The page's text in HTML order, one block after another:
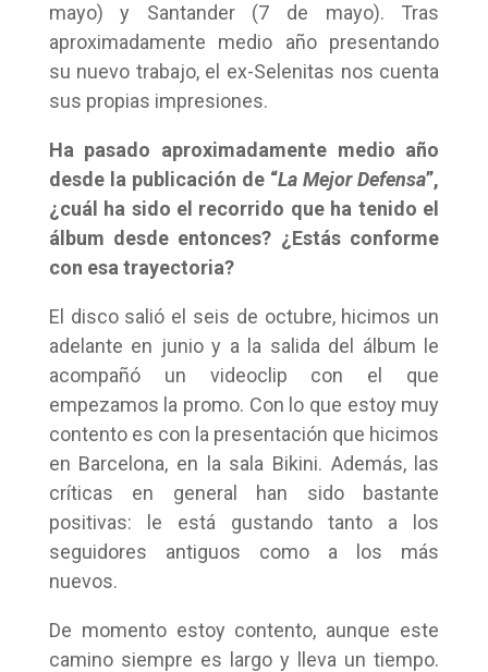
mayo) y Santander (7 de mayo). Tras
aproximadamente medio año presentando
su nuevo trabajo, el ex-Selenitas nos cuenta
sus propias impresiones.
Ha pasado aproximadamente medio año
desde la publicación de “La Mejor Defensa”,
¿cuál ha sido el recorrido que ha tenido el
álbum desde entonces? ¿Estás conforme
con esa trayectoria?
El disco salió el seis de octubre, hicimos un
adelante en junio y a la salida del álbum le
acompañó un videoclip con el que
empezamos la promo. Con lo que estoy muy
contento es con la presentación que hicimos
en Barcelona, en la sala Bikini. Además, las
críticas en general han sido bastante
positivas: le está gustando tanto a los
seguidores antiguos como a los más
nuevos.
De momento estoy contento, aunque este
camino siempre es largo y lleva un tiempo.